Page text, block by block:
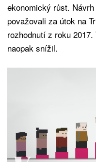
ekonomický růst.
považovali za útok na
rozhodnutí z roku
naopak snížil.